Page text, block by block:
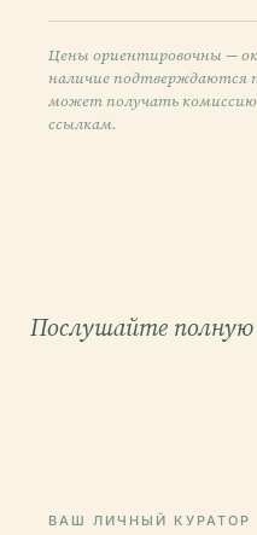
Цены ориентировочны —
наличие подтверждаются
может получать
ссылкам.
Послушайте
ВАШ ЛИЧНЫЙ КУРАТОР